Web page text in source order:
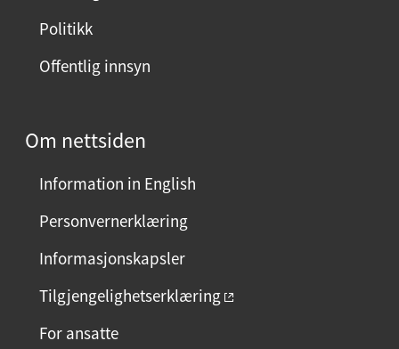
Politikk
Offentlig innsyn
Om nettsiden
Information in English
Personvernerklæring
Informasjonskapsler
Tilgjengelighetserklæring
For ansatte